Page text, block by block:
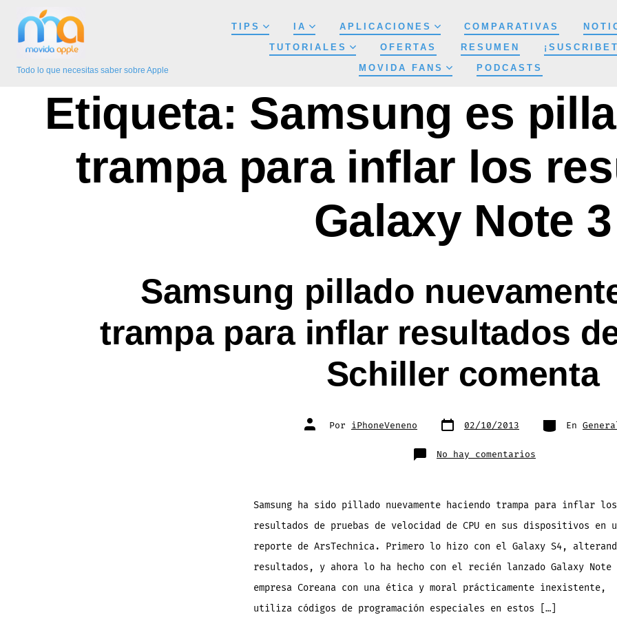
contenido
Todo lo que necesitas saber sobre Apple
TIPS IA APLICACIONES COMPARATIVAS
TUTORIALES
OFERTAS RESUMEN
MOVIDA FANS
PODCASTS
Etiqueta: Samsung es
trampa para inflar los
Galaxy Note 3
Samsung pillado
trampa para inflar resultados
Schiller comenta
Autor
de Por iPhoneVeneno Fecha
de 02/10/2013 Categorías
En
No hay comentarios
Samsung
para
inflar
resultados
del
3,
Phil
Schiller
comenta
Samsung ha sido pillado nuevamente haciendo trampa para inflar los
resultados de pruebas de velocidad de CPU en sus dispositivos en
reporte de ArsTechnica. Primero lo hizo con el Galaxy S4,
resultados, y ahora lo ha hecho con el recién lanzado Galaxy Note
empresa Coreana con una ética y moral prácticamente inexistente,
utiliza códigos de programación especiales en estos […]